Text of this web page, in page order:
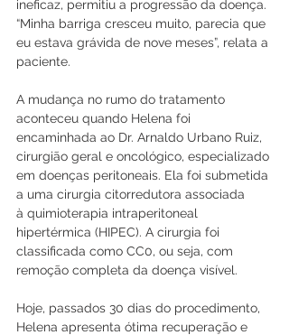
ineficaz, permitiu a progressão da doença.
“Minha barriga cresceu muito, parecia que
eu estava grávida de nove meses”, relata a
paciente.
A mudança no rumo do tratamento
aconteceu quando Helena foi
encaminhada ao Dr. Arnaldo Urbano Ruiz,
cirurgião geral e oncológico, especializado
em doenças peritoneais. Ela foi submetida
a uma cirurgia citorredutora associada
à quimioterapia intraperitoneal
hipertérmica (HIPEC). A cirurgia foi
classificada como CC0, ou seja, com
remoção completa da doença visível.
Hoje, passados 30 dias do procedimento,
Helena apresenta ótima recuperação e